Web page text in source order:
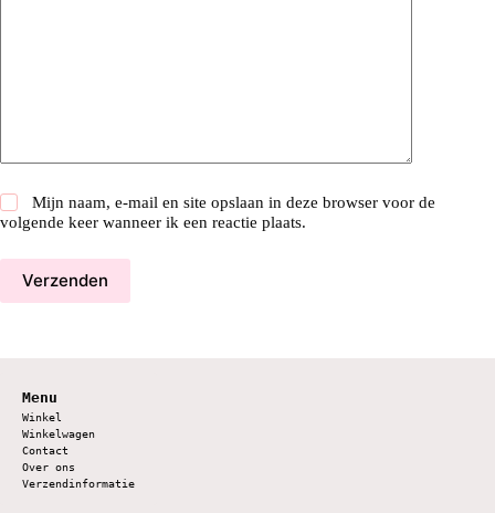
Mijn naam, e-mail en site opslaan in deze browser voor de
volgende keer wanneer ik een reactie plaats.
Verzenden
Menu
Winkel
Winkelwagen
Contact
Over ons
Verzendinformatie